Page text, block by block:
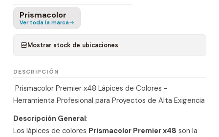
Prismacolor
Ver toda la marca
Mostrar stock de ubicaciones
DESCRIPCIÓN
Prismacolor Premier x48 Lápices de Colores -
Herramienta Profesional para Proyectos de Alta Exigencia
Descripción General:
Los lápices de colores Prismacolor Premier x48 son la